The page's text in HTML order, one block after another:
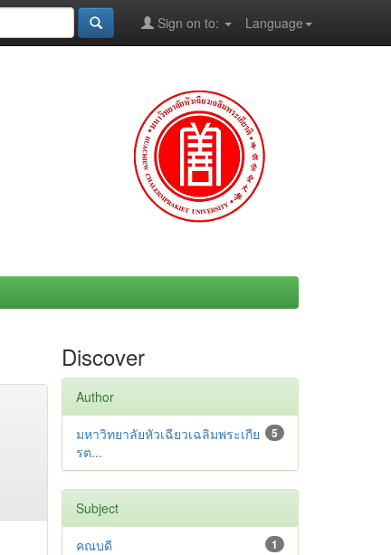
Language
Sign on to:
Discover
Author
5
มหาวิทยาลัยหัวเฉียวเฉลิมพระเกีย
รต...
Subject
1
คณบดี